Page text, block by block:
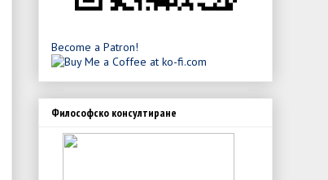
Become a Patron!
Философско консултиране